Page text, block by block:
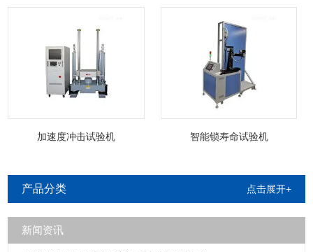
加速度冲击试验机 智能锁寿命试验机
产品分类 点击展开+
新闻资讯